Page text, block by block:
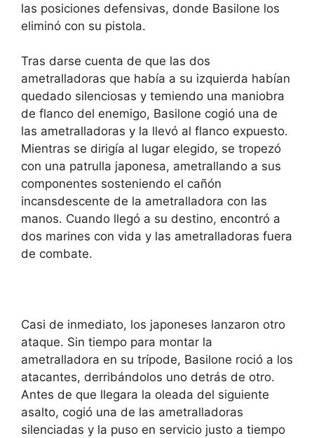
las posiciones defensivas, donde Basilone los
eliminó con su pistola.
Tras darse cuenta de que las dos
ametralladoras que había a su izquierda habían
quedado silenciosas y temiendo una maniobra
de flanco del enemigo, Basilone cogió una de
las ametralladoras y la llevó al flanco expuesto.
Mientras se dirigía al lugar elegido, se tropezó
con una patrulla japonesa, ametrallando a sus
componentes sosteniendo el cañón
incansdescente de la ametralladora con las
manos. Cuando llegó a su destino, encontró a
dos marines con vida y las ametralladoras fuera
de combate.
Casi de inmediato, los japoneses lanzaron otro
ataque. Sin tiempo para montar la
ametralladora en su trípode, Basilone roció a los
atacantes, derribándolos uno detrás de otro.
Antes de que llegara la oleada del siguiente
asalto, cogió una de las ametralladoras
silenciadas y la puso en servicio justo a tiempo